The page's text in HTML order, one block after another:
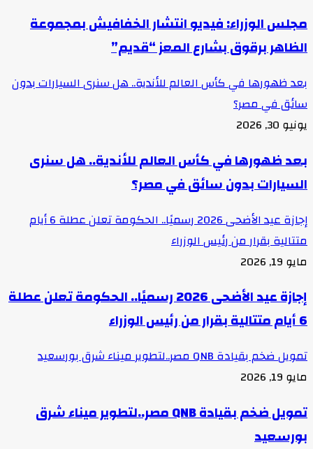
مجلس الوزراء: فيديو انتشار الخفافيش بمجموعة
الظاهر برقوق بشارع المعز “قديم”
بعد ظهورها في كأس العالم للأندية.. هل سنرى السيارات بدون
سائق في مصر؟
يونيو 30, 2026
بعد ظهورها في كأس العالم للأندية.. هل سنرى
السيارات بدون سائق في مصر؟
إجازة عيد الأضحى 2026 رسميًا.. الحكومة تعلن عطلة 6 أيام
متتالية بقرار من رئيس الوزراء
مايو 19, 2026
إجازة عيد الأضحى 2026 رسميًا.. الحكومة تعلن عطلة
6 أيام متتالية بقرار من رئيس الوزراء
تمويل ضخم بقيادة QNB مصر..لتطوير ميناء شرق بورسعيد
مايو 19, 2026
تمويل ضخم بقيادة QNB مصر..لتطوير ميناء شرق
بورسعيد